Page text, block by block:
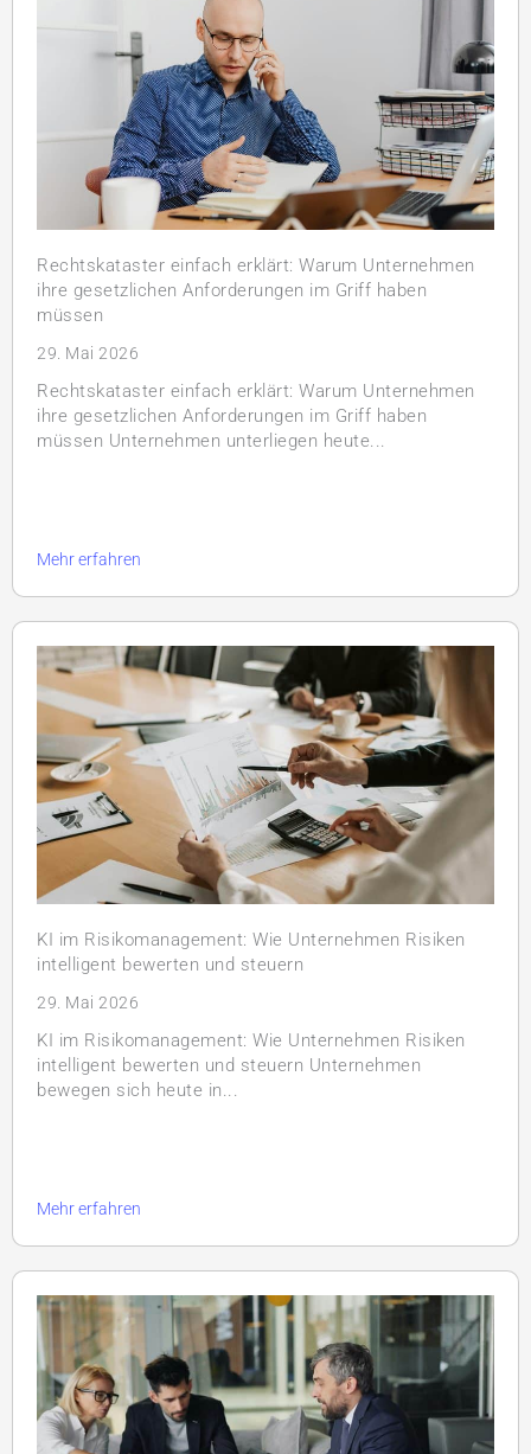
Rechtskataster einfach erklärt: Warum Unternehmen
ihre gesetzlichen Anforderungen im Griff haben
müssen
29. Mai 2026
Rechtskataster einfach erklärt: Warum Unternehmen
ihre gesetzlichen Anforderungen im Griff haben
müssen Unternehmen unterliegen heute...
Mehr erfahren
KI im Risikomanagement: Wie Unternehmen Risiken
intelligent bewerten und steuern
29. Mai 2026
KI im Risikomanagement: Wie Unternehmen Risiken
intelligent bewerten und steuern Unternehmen
bewegen sich heute in...
Mehr erfahren